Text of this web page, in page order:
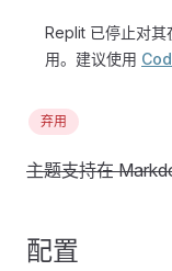
Replit 已停止对其
用。建议使用
弃用
主题支持在
配置